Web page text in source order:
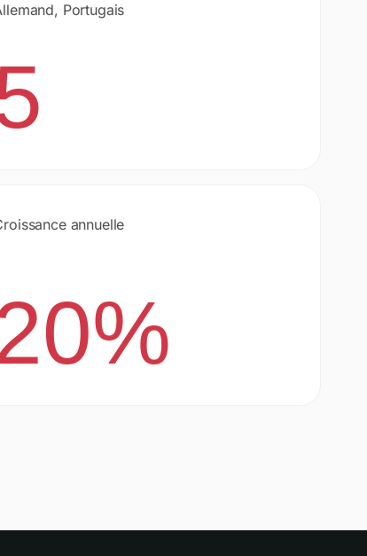
Portugais
annuelle